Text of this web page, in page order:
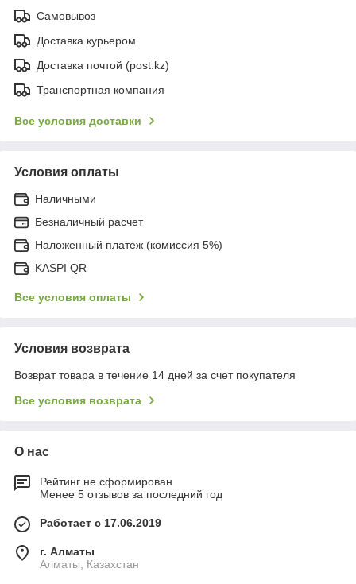
Самовывоз
Доставка курьером
Доставка почтой (post.kz)
Транспортная компания
Все условия доставки
Условия оплаты
Наличными
Безналичный расчет
Наложенный платеж (комиссия 5%)
KASPI QR
Все условия оплаты
Условия возврата
Возврат товара в течение 14 дней за счет покупателя
Все условия возврата
О нас
Рейтинг не сформирован
Менее 5 отзывов за последний год
Работает с 17.06.2019
г. Алматы
Алматы, Казахстан